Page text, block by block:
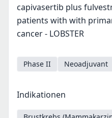
capivasertib plus
patients with with
cancer - LOBSTER
Phase II Neoadjuvant
Indikationen